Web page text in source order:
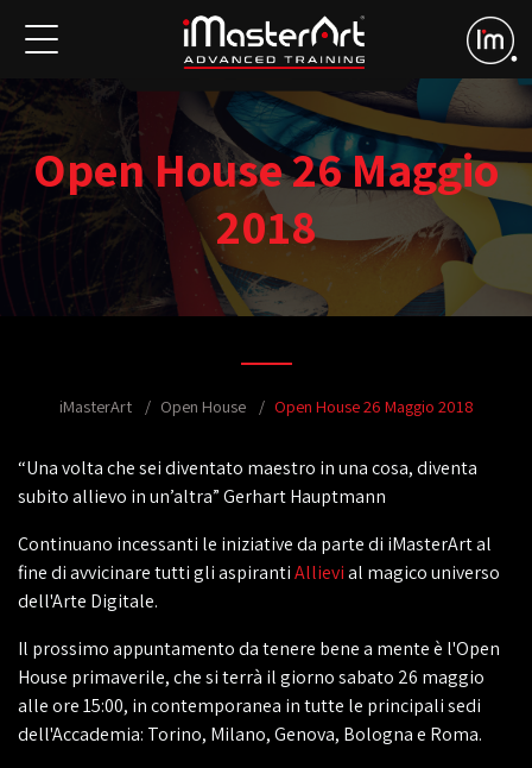
Open House 26 Maggio
2018
iMasterArt Open House Open House 26 Maggio 2018
“Una volta che sei diventato maestro in una cosa, diventa
subito allievo in un’altra” Gerhart Hauptmann
Continuano incessanti le iniziative da parte di iMasterArt al
fine di avvicinare tutti gli aspirantiAllievial magico universo
dell'Arte Digitale.
Il prossimo appuntamento da tenere bene a mente è l'Open
House primaverile, che si terrà il giorno sabato 26 maggio
alle ore 15:00, in contemporanea in tutte le principali sedi
dell'Accademia: Torino, Milano, Genova, Bologna e Roma.